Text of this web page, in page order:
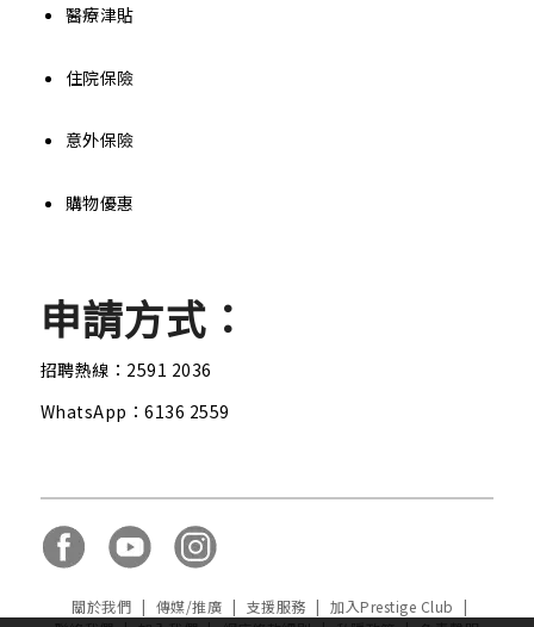
醫療津貼
住院保險
意外保險
購物優惠
申請方式：
招聘熱線： 2591 2036
WhatsApp：6136 2559
關於我們 | 傳媒/推廣 | 支援服務 | 加入Prestige Club
|